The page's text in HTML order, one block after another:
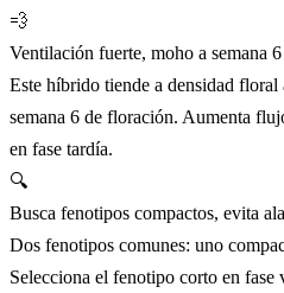
💨
Ventilación fuerte, moho a semana 6
Este híbrido tiende a densidad floral
semana 6 de floración. Aumenta
en fase tardía.
🔍
Busca fenotipos compactos, evita
Dos fenotipos comunes: uno
Selecciona el fenotipo corto en fase